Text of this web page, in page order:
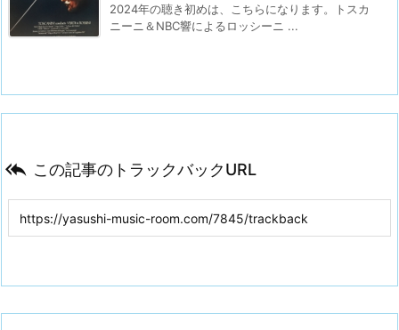
2024年の聴き初めは、こちらになります。トスカ
ニーニ＆NBC響によるロッシーニ ...
 この記事のトラックバックURL